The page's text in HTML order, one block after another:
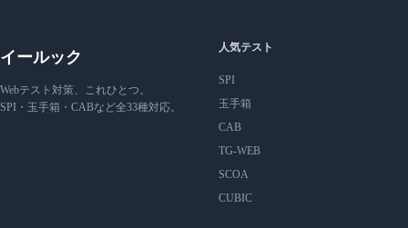
イールック
Webテスト対策、これひとつ。
SPI・玉手箱・CABなど全33種対応。
人気テスト
SPI
玉手箱
CAB
TG-WEB
SCOA
CUBIC